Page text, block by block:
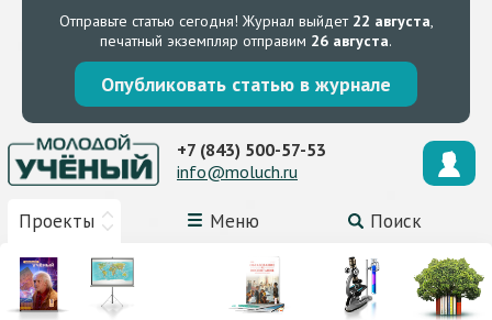
Отправьте статью сегодня! Журнал выйдет 22 августа,
печатный экземпляр отправим 26 августа.
Опубликовать статью в журнале
Проекты Меню Поиск
+7 (843) 500-57-53
info@moluch.ru